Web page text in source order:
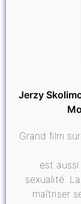
Jerzy
Grand film
est
sexualité.
maîtriser